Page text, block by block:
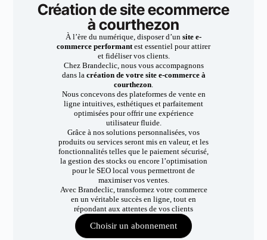
Création de site ecommerce
à courthezon
À l’ère du numérique, disposer d’un site e-
commerce performantest essentiel pour attirer
et fidéliser vos clients.
Chez Brandeclic, nous vous accompagnons
dans la création de votre site e-commerce à
courthezon.
Nous concevons des plateformes de vente en
ligne intuitives, esthétiques et parfaitement
optimisées pour offrir une expérience
utilisateur fluide.
Grâce à nos solutions personnalisées, vos
produits ou services seront mis en valeur, et les
fonctionnalités telles que le paiement sécurisé,
la gestion des stocks ou encore l’optimisation
pour le SEO local vous permettront de
maximiser vos ventes.
Avec Brandeclic, transformez votre commerce
en un véritable succès en ligne, tout en
répondant aux attentes de vos clients
Choisir un abonnement